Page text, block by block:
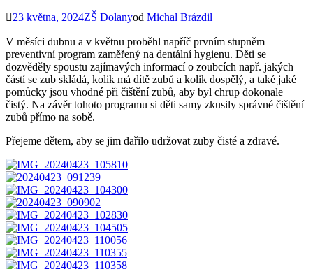
23 května, 2024ZŠ Dolanyod Michal Brázdil
V měsíci dubnu a v květnu proběhl napříč prvním stupněm
preventivní program zaměřený na dentální hygienu. Děti se
dozvěděly spoustu zajímavých informací o zoubcích např. jakých
částí se zub skládá, kolik má dítě zubů a kolik dospělý, a také jaké
pomůcky jsou vhodné při čištění zubů, aby byl chrup dokonale
čistý. Na závěr tohoto programu si děti samy zkusily správné čištění
zubů přímo na sobě.
Přejeme dětem, aby se jim dařilo udržovat zuby čisté a zdravé.